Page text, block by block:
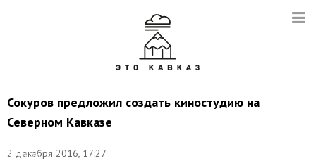
Сокуров предложил создать киностудию на
Северном Кавказе
2 декабря 2016, 17:27
Вячеслав